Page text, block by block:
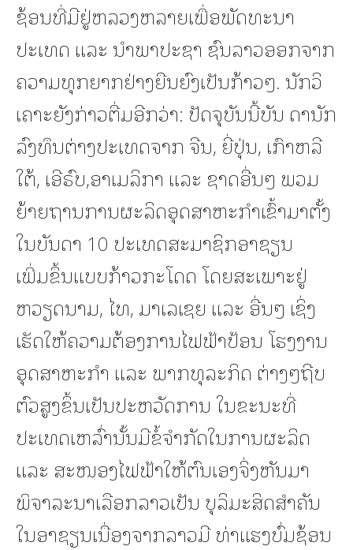
ຊ້ອນທີ່ມີຢູ່ຫລວງຫລາຍເພື່ອພັດທະນາ
ປະເທດ ແລະ ນໍາພາປະຊາ ຊົນລາວອອກຈາກ
ຄວາມທຸກຍາກຢ່າງຍືນຍົງເປັນກ້າວໆ. ນັກວິ
ເຄາະຍັງກ່າວຕື່ມອີກວ່າ: ປັດຈຸບັນນີ້ບັນ ດານັກ
ລົງທຶນຕ່າງປະເທດຈາກ ຈີນ, ຍີ່ປຸ່ນ, ເກົາຫລີ
ໃຕ້, ເອີຣົບ,ອາເມລິກາ ແລະ ຊາດອື່ນໆ ພວມ
ຍ້າຍຖານການຜະລິດອຸດສາຫະກໍາເຂົ້າມາຕັ້ງ
ໃນບັນດາ 10 ປະເທດສະມາຊິກອາຊຽນ
ເພີ່ມຂຶ້ນແບບກ້າວກະໂດດ ໂດຍສະເພາະຢູ່
ຫວຽດນາມ, ໄທ, ມາເລເຊຍ ແລະ ອື່ນໆ ເຊິ່ງ
ເຮັດໃຫ້ຄວາມຕ້ອງການໄຟຟ້າປ້ອນ ໂຮງງານ
ອຸດສາຫະກໍາ ແລະ ພາກທຸລະກິດ ຕ່າງໆຖີບ
ຕົວສູງຂຶ້ນເປັນປະຫວັດການ ໃນຂະນະທີ່
ປະເທດເຫລົ່ານັ້ນມີຂໍ້ຈໍາກັດໃນການຜະລິດ
ແລະ ສະໜອງໄຟຟ້າໃຫ້ຕົນເອງຈິ່ງຫັນມາ
ພິຈາລະນາເລືອກລາວເປັນ ບຸລິມະສິດສໍາຄັນ
ໃນອາຊຽນເນື່ອງຈາກລາວມີ ທ່າແຮງບົ່ມຊ້ອນ